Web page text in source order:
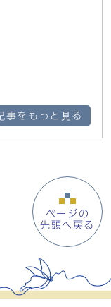
事をもっと見る
ページの
先頭へ戻る